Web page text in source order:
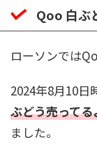
Qoo 白ぶ
ローソンでは
2024年8月10日
ぶどう売って
ました。